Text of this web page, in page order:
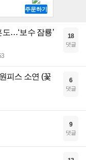
…‘보수 잠룡’
18
댓글
피스 소연 (꽃
6
댓글
9
댓글